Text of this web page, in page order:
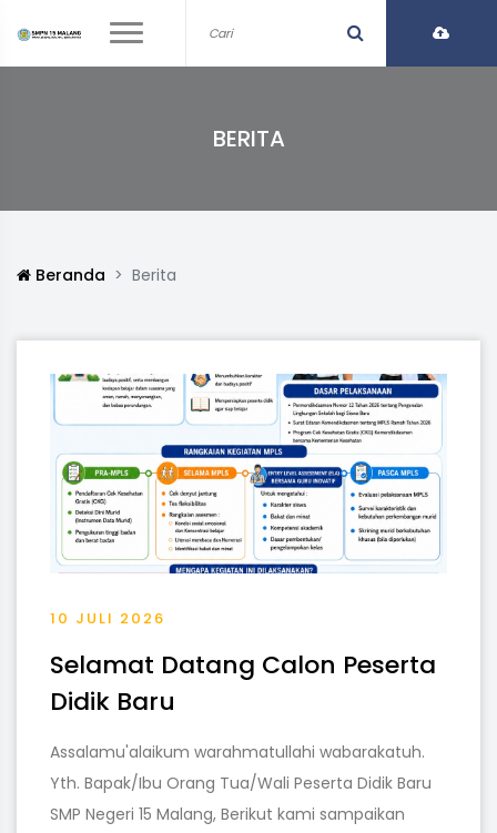
BERITA
Beranda Berita
10 JULI 2026
Selamat Datang Calon Peserta
Didik Baru
Assalamu'alaikum warahmatullahi wabarakatuh.
Yth. Bapak/Ibu Orang Tua/Wali Peserta Didik Baru
SMP Negeri 15 Malang, Berikut kami sampaikan